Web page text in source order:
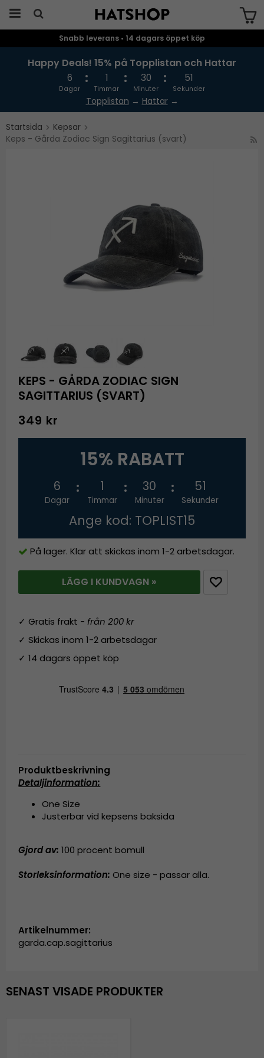
Snabb leverans • 14 dagars öppet köp
Happy Deals! 15% på Topplistan och Hattar
6
Dagar
1
Timmar
30
Minuter
51
Sekunder
Topplistan → Hattar→
Startsida
Kepsar
Keps - Gårda Zodiac Sign Sagittarius (svart)
KEPS - GÅRDA ZODIAC SIGN
SAGITTARIUS (SVART)
349 kr
15% RABATT
6
Dagar
1
Timmar
30
Minuter
51
Sekunder
Ange kod: TOPLIST15
På lager. Klar att skickas inom 1-2 arbetsdagar.
LÄGG I KUNDVAGN »
✓ Gratis frakt -från 200 kr
✓ Skickas inom 1-2 arbetsdagar
✓ 14 dagars öppet köp
Produktbeskrivning
Detaljinformation:
One Size
Justerbar vid kepsens baksida
Gjord av: 100 procent bomull
Storleksinformation: One size - passar alla.
Artikelnummer:
garda.cap.sagittarius
SENAST VISADE PRODUKTER